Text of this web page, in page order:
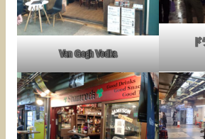
Van Gogh Vodka